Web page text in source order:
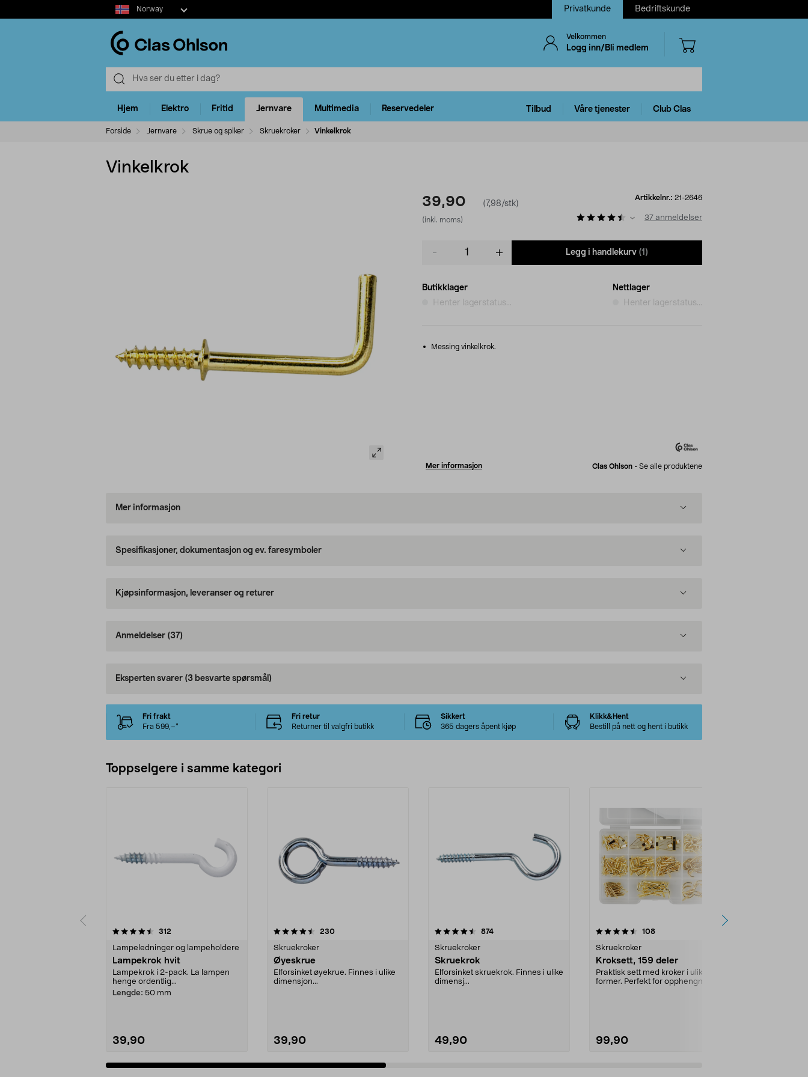
Select
market
Norway Privatkunde Bedriftskunde
Velkommen
Logg inn/Bli medlem
Hjem Elektro Fritid Jernvare Multimedia Reservedeler Tilbud Våre tjenester Club Clas
Forside Jernvare Skrue og spiker Skruekroker Vinkelkrok
Vinkelkrok
39,90 (7,98/stk)
(inkl. moms)
Artikkelnr.: 21-2646
37 anmeldelser
Legg i handlekurv (1)
Butikklager
Henter lagerstatus...
Nettlager
Henter lagerstatus...
Messing vinkelkrok.
Mer informasjon Clas Ohlson - Se alle produktene
Mer informasjon
Spesifikasjoner, dokumentasjon og ev. faresymboler
Kjøpsinformasjon, leveranser og returer
Anmeldelser (37)
Eksperten svarer (3 besvarte spørsmål)
Fri frakt
Fra 599,–*
Fri retur
Returner til valgfri butikk
Sikkert
365 dagers åpent kjøp
Klikk&Hent
Bestill på nett og hent i butikk
Toppselgere i samme kategori
312
Lampeledninger og lampeholdere
Lampekrok hvit
Lampekrok i 2-pack. La lampen
henge ordentlig...
Lengde: 50 mm
39,90
4.5 av 5 stjerner 230anmeldelser
Skruekroker
Øyeskrue
Elforsinket øyekrue. Finnes i ulike
dimensjon...
39,90
4.5 av 5 stjerner 874anmeldelser
Skruekroker
Skruekrok
Elforsinket skruekrok. Finnes i ulike
dimensj...
49,90
4.5 av 5 stjerner 108anmeldelser
Skruekroker
Kroksett, 159 deler
Praktisk sett med kroker i ulike
former. Perfekt for opphengning
99,90
4.5 av 5 stjerner